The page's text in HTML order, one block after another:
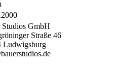
Studios GmbH
Straße 46
Ludwigsburg